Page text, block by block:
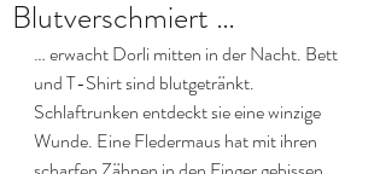
Blutverschmiert …
… erwacht Dorli mitten in der Nacht. Bett
und T-Shirt sind blutgetränkt.
Schlaftrunken entdeckt sie eine winzige
Wunde. Eine Fledermaus hat mit ihren